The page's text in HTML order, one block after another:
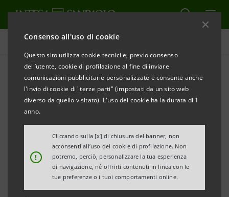
Consenso all'uso di cookie
Questo sito utilizza cookie tecnici e, previo consenso
dell’utente, cookie di profilazione al fine di inviare
comunicazioni pubblicitarie personalizzate e consente anche
l'invio di cookie di "terze parti" (impostati da un sito web
diverso da quello visitato). L'uso dei cookie ha la durata di 1
anno.
!
Cliccando sulla [x] di chiusura del banner, non
acconsenti all’uso dei cookie di profilazione. Non
potremo, perciò, personalizzare la tua esperienza
di navigazione, né offrirti contenuti in linea con le
tue preferenze o i tuoi comportamenti online.
Governance
Assemblea degli Azionisti
ALERT STAMPA AGGIORNA
L'Assemblea degli Azionisti delibera sulle materie
affidate alla sua competenza dalla legge o dallo
Statuto.